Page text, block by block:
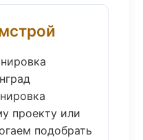
проекту или
подобрать